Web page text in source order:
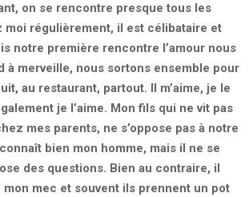
on se rencontre presque tous les
moi régulièrement, il est célibataire et
notre première rencontre l’amour nous
à merveille, nous sortons ensemble pour
au restaurant, partout. Il m’aime, je le
je l’aime. Mon fils qui ne vit pas
mes parents, ne s’oppose pas à notre
bien mon homme, mais il ne se
des questions. Bien au contraire, il
mon mec et souvent ils prennent un pot